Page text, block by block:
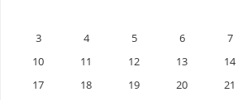
3
4 5 6 7
10
11 12 13 14
17
18 19 20 21